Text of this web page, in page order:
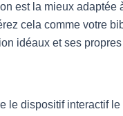
est la mieux
cela comme votre
idéaux et ses
le dispositif interactif